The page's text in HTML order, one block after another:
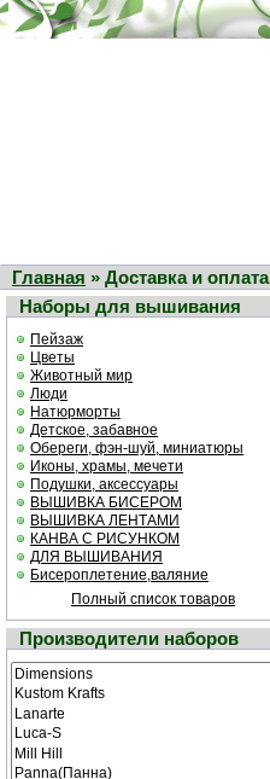
Главная » Доставка и оплата
Наборы для вышивания
Пейзаж
Цветы
Животный мир
Люди
Натюрморты
Детское, забавное
Обереги, фэн-шуй, миниатюры
Иконы, храмы, мечети
Подушки, аксессуары
ВЫШИВКА БИСЕРОМ
ВЫШИВКА ЛЕНТАМИ
КАНВА С РИСУНКОМ
ДЛЯ ВЫШИВАНИЯ
Бисероплетение,валяние
Полный список товаров
Производители наборов